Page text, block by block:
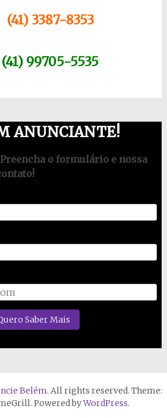
(41) 3387-8353
(41) 99705-5535
ANUNCIANTE!
o formulário e nossa
Belém. All rights reserved. Theme:
Powered byWordPress.